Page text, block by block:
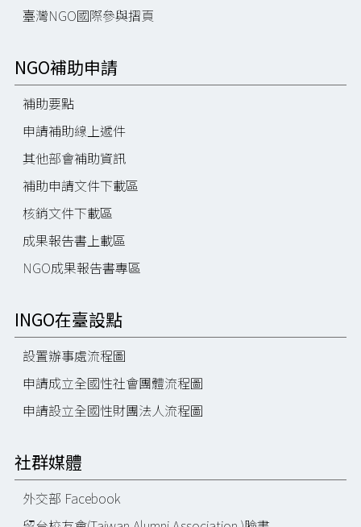
臺灣NGO國際參與摺頁
NGO補助申請
補助要點
申請補助線上遞件
其他部會補助資訊
補助申請文件下載區
核銷文件下載區
成果報告書上載區
NGO成果報告書專區
INGO在臺設點
設置辦事處流程圖
申請成立全國性社會團體流程圖
申請設立全國性財團法人流程圖
社群媒體
外交部 Facebook